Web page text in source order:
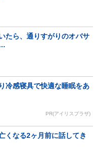
たら、通りすがりのオバサ
冷感寝具で快適な睡眠をあ
PR(アイリスプラザ)
くなる2ヶ月前に話してき